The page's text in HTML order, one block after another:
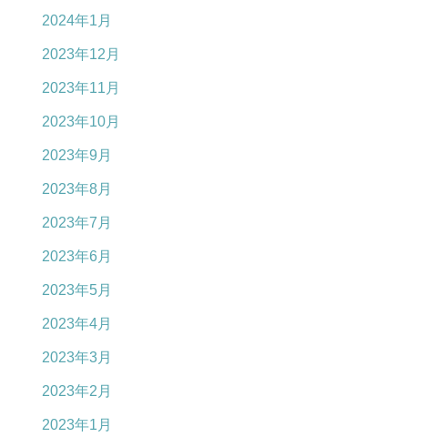
2024年1月
2023年12月
2023年11月
2023年10月
2023年9月
2023年8月
2023年7月
2023年6月
2023年5月
2023年4月
2023年3月
2023年2月
2023年1月